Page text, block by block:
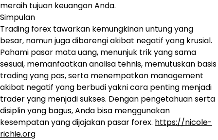
meraih tujuan keuangan Anda.
Simpulan
Trading forex tawarkan kemungkinan untung yang
besar, namun juga dibarengi akibat negatif yang krusial.
Pahami pasar mata uang, menunjuk trik yang sama
sesuai, memanfaatkan analisa tehnis, memutuskan basis
trading yang pas, serta menempatkan management
akibat negatif yang berbudi yakni cara penting menjadi
trader yang menjadi sukses. Dengan pengetahuan serta
disiplin yang bagus, Anda bisa menggunakan
kesempatan yang dijajakan pasar forex. https://nicole-
richie.org